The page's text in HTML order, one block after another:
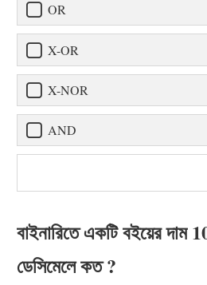
OR
X-OR
X-NOR
AND
বাইনারিতে একটি বইয়ের দাম
ডেসিমেলে কত ?